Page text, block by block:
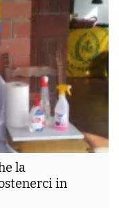
la
in